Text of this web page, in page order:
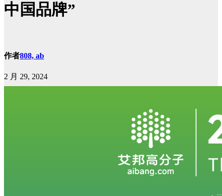
中国品牌”
作者808, ab
2 月 29, 2024